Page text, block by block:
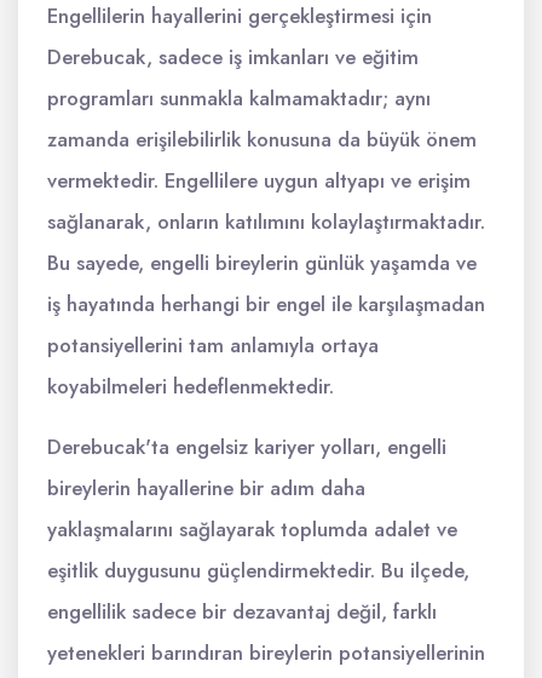
Engellilerin hayallerini gerçekleştirmesi için
Derebucak, sadece iş imkanları ve eğitim
programları sunmakla kalmamaktadır; aynı
zamanda erişilebilirlik konusuna da büyük önem
vermektedir. Engellilere uygun altyapı ve erişim
sağlanarak, onların katılımını kolaylaştırmaktadır.
Bu sayede, engelli bireylerin günlük yaşamda ve
iş hayatında herhangi bir engel ile karşılaşmadan
potansiyellerini tam anlamıyla ortaya
koyabilmeleri hedeflenmektedir.
Derebucak'ta engelsiz kariyer yolları, engelli
bireylerin hayallerine bir adım daha
yaklaşmalarını sağlayarak toplumda adalet ve
eşitlik duygusunu güçlendirmektedir. Bu ilçede,
engellilik sadece bir dezavantaj değil, farklı
yetenekleri barındıran bireylerin potansiyellerinin